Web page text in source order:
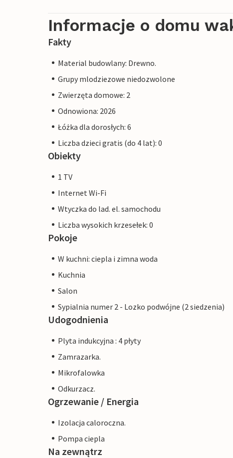
Informacje o domu
Fakty
Material budowlany: Drewno.
Grupy mlodziezowe niedozwolone
Zwierzęta domowe: 2
Odnowiona: 2026
Łóżka dla dorosłych: 6
Liczba dzieci gratis (do 4 lat): 0
Obiekty
1 TV
Internet Wi-Fi
Wtyczka do lad. el. samochodu
Liczba wysokich krzesełek: 0
Pokoje
W kuchni: ciepla i zimna woda
Kuchnia
Salon
Sypialnia numer 2 - Lozko podwójne (2 siedzenia)
Udogodnienia
Plyta indukcyjna : 4 płyty
Zamrazarka.
Mikrofalowka
Odkurzacz.
Ogrzewanie / Energia
Izolacja caloroczna.
Pompa ciepla
Na zewnątrz